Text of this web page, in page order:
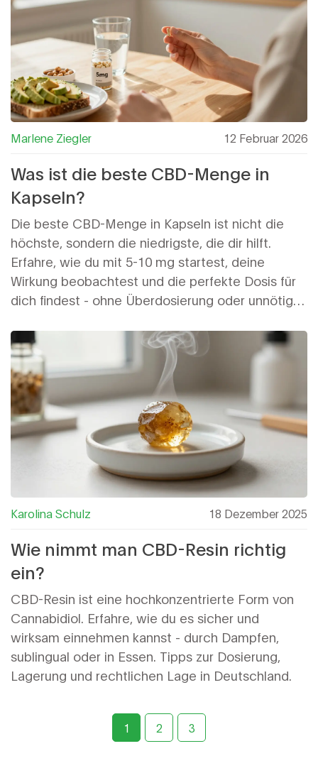
Marlene Ziegler 12 Februar 2026
Was ist die beste CBD-Menge in
Kapseln?
Die beste CBD-Menge in Kapseln ist nicht die
höchste, sondern die niedrigste, die dir hilft.
Erfahre, wie du mit 5-10 mg startest, deine
Wirkung beobachtest und die perfekte Dosis für
dich findest - ohne Überdosierung oder unnötige
Karolina Schulz 18 Dezember 2025
Wie nimmt man CBD-Resin richtig
ein?
CBD-Resin ist eine hochkonzentrierte Form von
Cannabidiol. Erfahre, wie du es sicher und
wirksam einnehmen kannst - durch Dampfen,
sublingual oder in Essen. Tipps zur Dosierung,
Lagerung und rechtlichen Lage in Deutschland.
1 2 3